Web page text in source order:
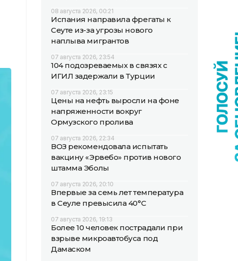
08 августа 2026, 00:21
Испания направила фрегаты к
Сеуте из-за угрозы нового
наплыва мигрантов
07 августа 2026, 23:54
104 подозреваемых в связях с
ИГИЛ задержали в Турции
07 августа 2026, 23:15
Цены на нефть выросли на фоне
напряженности вокруг
Ормузского пролива
07 августа 2026, 22:34
ВОЗ рекомендовала испытать
вакцину «Эрвебо» против нового
штамма Эболы
07 августа 2026, 20:10
Впервые за семь лет температура
в Сеуле превысила 40°C
07 августа 2026, 19:13
Более 10 человек пострадали при
взрыве микроавтобуса под
Дамаском